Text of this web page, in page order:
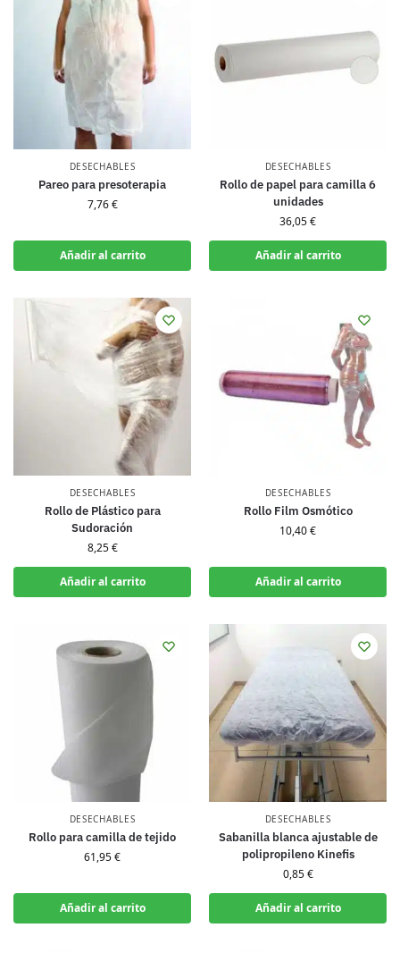
DESECHABLES
Pareo para presoterapia
7,76€
Añadir al carrito
DESECHABLES
Rollo de papel para camilla 6
unidades
36,05€
Añadir al carrito
DESECHABLES
Rollo de Plástico para
Sudoración
8,25€
Añadir al carrito
DESECHABLES
Rollo Film Osmótico
10,40€
Añadir al carrito
DESECHABLES
Rollo para camilla de tejido
61,95€
Añadir al carrito
DESECHABLES
Sabanilla blanca ajustable de
polipropileno Kinefis
0,85€
Añadir al carrito